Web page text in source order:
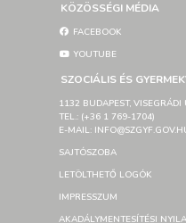
KÖZÖSSÉGI MÉDIA
FACEBOOK
YOUTUBE
SZOCIÁLIS ÉS
1132 BUDAPEST, VISEGRÁDI
TEL.: (+36 1 769-1704)
E-MAIL:
SAJTÓSZOBA
LETÖLTHETŐ LOGÓK
IMPRESSZUM
AKADÁLYMENTESÍTÉSI